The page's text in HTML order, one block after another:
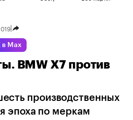
Voyah
в Max
BMW X7 против
производственных
эпоха по меркам